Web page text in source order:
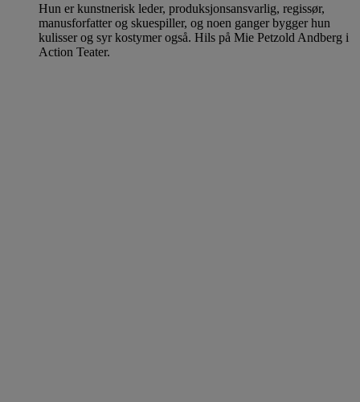
Hun er kunstnerisk leder, produksjonsansvarlig, regissør,
manusforfatter og skuespiller, og noen ganger bygger hun
kulisser og syr kostymer også. Hils på Mie Petzold Andberg i
Action Teater.